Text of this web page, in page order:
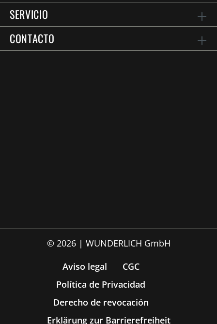
SERVICIO
CONTACTO
© 2026 | WUNDERLICH GmbH
Aviso legal
CGC
Política de Privacidad
Derecho de revocación
Erklärung zur Barrierefreiheit